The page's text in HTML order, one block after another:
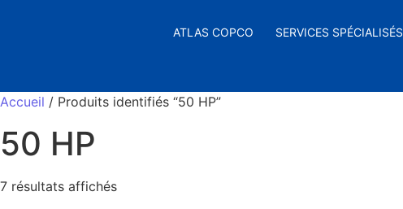
ATLAS COPCO SERVICES SPÉCIALISÉS
Accueil / Produits identifiés “50 HP”
50 HP
7 résultats affichés